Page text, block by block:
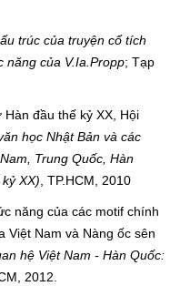
trúc của truyện cổ tích
năng của V.Ia.Propp; Tạp
đầu thế kỷ XX, Hội
học Nhật Bản và các
Trung Quốc, Hàn
XX), TP.HCM, 2010
năng của các motif chính
Việt Nam và Nàng ốc sên
hệ Việt Nam - Hàn Quốc:
2012.